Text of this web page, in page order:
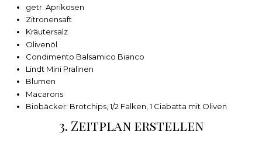
getr. Aprikosen
Zitronensaft
Kräutersalz
Olivenöl
Condimento Balsamico Bianco
Lindt Mini Pralinen
Blumen
Macarons
Biobäcker: Brotchips, 1/2 Falken, 1 Ciabatta mit Oliven
3. Zeitplan erstellen